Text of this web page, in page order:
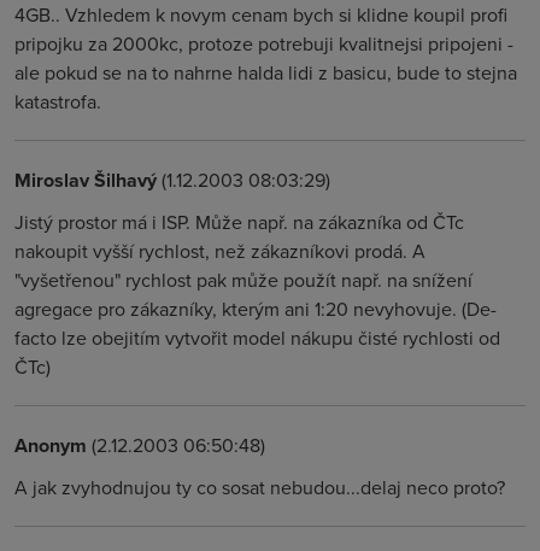
4GB.. Vzhledem k novym cenam bych si klidne koupil profi
pripojku za 2000kc, protoze potrebuji kvalitnejsi pripojeni -
ale pokud se na to nahrne halda lidi z basicu, bude to stejna
katastrofa.
Miroslav Šilhavý(1.12.2003 08:03:29)
Jistý prostor má i ISP. Může např. na zákazníka od ČTc
nakoupit vyšší rychlost, než zákazníkovi prodá. A
"vyšetřenou" rychlost pak může použít např. na snížení
agregace pro zákazníky, kterým ani 1:20 nevyhovuje. (De-
facto lze obejitím vytvořit model nákupu čisté rychlosti od
ČTc)
Anonym (2.12.2003 06:50:48)
A jak zvyhodnujou ty co sosat nebudou...delaj neco proto?